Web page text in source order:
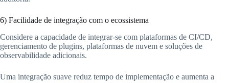
6) Facilidade de integração com o ecossistema
Considere a capacidade de integrar-se com plataformas de CI/CD,
gerenciamento de plugins, plataformas de nuvem e soluções de
observabilidade adicionais.
Uma integração suave reduz tempo de implementação e aumenta a